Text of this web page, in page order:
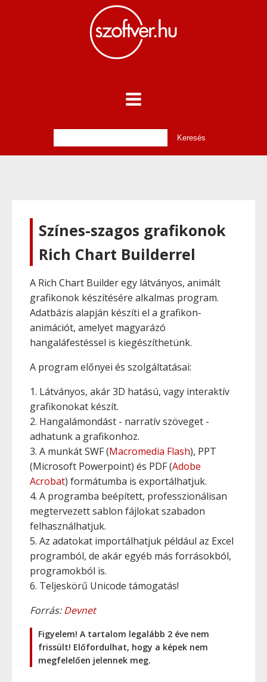
Színes-szagos grafikonok
Rich Chart Builderrel
A Rich Chart Builder egy látványos, animált
grafikonok készítésére alkalmas program.
Adatbázis alapján készíti el a grafikon-
animációt, amelyet magyarázó
hangaláfestéssel is kiegészíthetünk.
A program előnyei és szolgáltatásai:
1. Látványos, akár 3D hatású, vagy interaktív
grafikonokat készít.
2. Hangalámondást - narratív szöveget -
adhatunk a grafikonhoz.
3. A munkát SWF (Macromedia Flash), PPT
(Microsoft Powerpoint) és PDF (Adobe
Acrobat) formátumba is exportálhatjuk.
4. A programba beépített, professzionálisan
megtervezett sablon fájlokat szabadon
felhasználhatjuk.
5. Az adatokat importálhatjuk például az Excel
programból, de akár egyéb más forrásokból,
programokból is.
6. Teljeskörű Unicode támogatás!
Forrás:Devnet
Figyelem! A tartalom legalább 2 éve nem
frissült! Előfordulhat, hogy a képek nem
megfelelően jelennek meg.